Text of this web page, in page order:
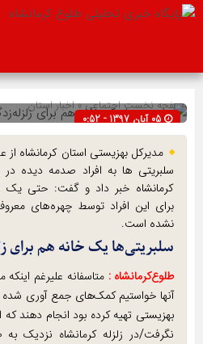
صفحه نخستاجتماعی»اخبار استان
05 آبان 1397 - 0:52
شناسه : 10401
مدیرکل بهزیستی استان کرمانشاه
سلبریتی ها به افراد صدمه دیده در
کرمانشاه خبر داد و گفت: حتی یک
برای این افراد توسط چهره‌های
نشده است.
سلبریتی‌ها یک خانه هم برای
طلوع‌‌کرمانشاه : متاسفانه علیرغم اینکه
آنها خواستیم کمک‌های جمع آوری شده
بهزیستی تهیه کرده بود انجام دهند